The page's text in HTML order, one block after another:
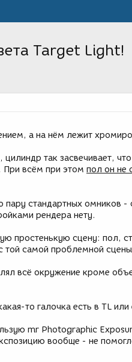
Target Light!
а на нём лежит
так засвечивает,
При всём при этом пол он не
пару стандартных омников
рендера нету.
простенькую сцену: пол,
той самой проблемной
всё окружение кроме
то галочка есть в TL или
mr Photographic
вообще - не